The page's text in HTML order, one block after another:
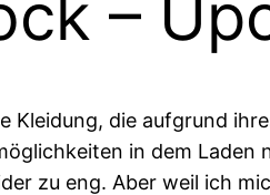
–
Kleidung, die aufgrund
in dem
zu eng. Aber weil ich